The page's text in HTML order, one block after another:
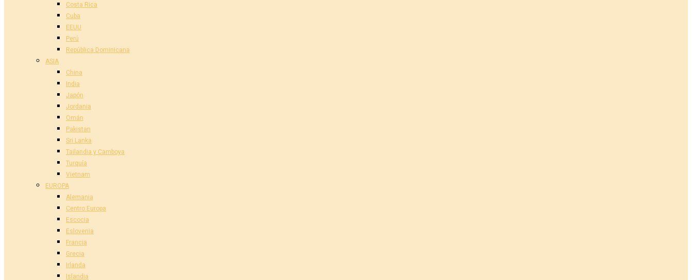
Costa Rica
Cuba
EEUU
Perú
República Dominicana
ASIA
China
India
Japón
Jordania
Omán
Pakistan
Sri Lanka
Tailandia y Camboya
Turquía
Vietnam
EUROPA
Alemania
Centro Europa
Escocia
Eslovenia
Francia
Grecia
Irlanda
Islandia